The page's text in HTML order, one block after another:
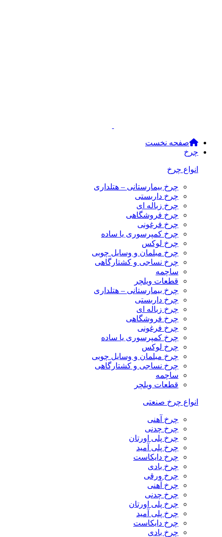
صفحه نخست
چرخ
انواع چرخ
چرخ بیمارستانی – هتلداری
چرخ داربستی
چرخ زباله ای
چرخ فروشگاهی
چرخ فرغونی
چرخ کمپرسوری یا ساده
چرخ لوکس
چرخ مبلمان و وسایل چوبی
چرخ نساجی و کشتارگاهی
ساچمه
قطعات ویلچر
چرخ بیمارستانی – هتلداری
چرخ داربستی
چرخ زباله ای
چرخ فروشگاهی
چرخ فرغونی
چرخ کمپرسوری یا ساده
چرخ لوکس
چرخ مبلمان و وسایل چوبی
چرخ نساجی و کشتارگاهی
ساچمه
قطعات ویلچر
انواع چرخ صنعتی
چرخ آهنی
چرخ چدنی
چرخ پلی اورتان
چرخ پلی آمید
چرخ دایکاست
چرخ بادی
چرخ ورقی
چرخ آهنی
چرخ چدنی
چرخ پلی اورتان
چرخ پلی آمید
چرخ دایکاست
چرخ بادی